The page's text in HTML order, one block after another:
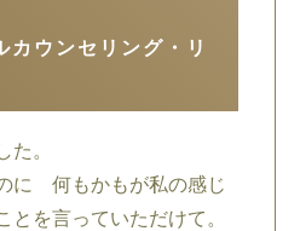
カウンセリング・リ
た。
に 何もかもが私の感じ
とを言っていただけて。